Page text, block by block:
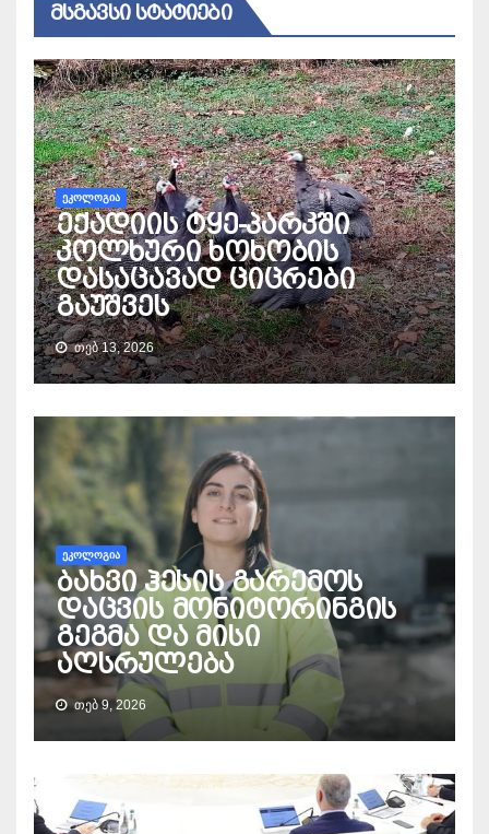
ᲛᲡᲒᲐᲕᲡᲘ ᲡᲢᲐᲢᲘᲔᲑᲘ
ᲔᲙᲝᲚᲝᲒᲘᲐ
ექადიის ტყე-პარკში
კოლხური ხოხობის
დასაცავად ციცრები
გაუშვეს
ᲗᲔᲑ 13, 2026
ᲔᲙᲝᲚᲝᲒᲘᲐ
ბახვი ჰესის გარემოს
დაცვის მონიტორინგის
გეგმა და მისი
აღსრულება
ᲗᲔᲑ 9, 2026